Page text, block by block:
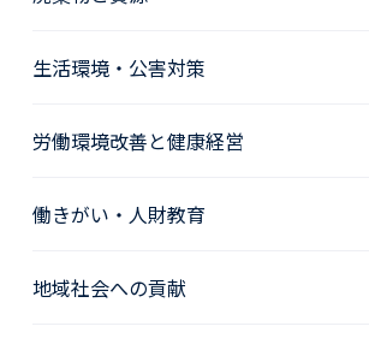
生活環境・公害対策
労働環境改善と健康経営
働きがい・人財教育
地域社会への貢献